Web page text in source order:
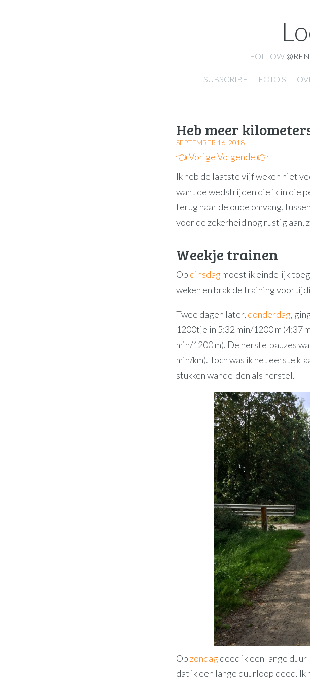
FOLLOW
SUBSCRIBE FOTO'S
Heb meer
SEPTEMBER 16, 2018
👈 VorigeVolgende 👉
Ik heb de laatste vijf weken niet
want de wedstrijden die ik in die
terug naar de oude omvang,
voor de zekerheid nog rustig aan,
Weekje trainen
Op dinsdag moest ik eindelijk
weken en brak de training
Twee dagen later, donderdag,
1200tje in 5:32 min/1200 m (4:37
min/1200 m). De herstelpauzes
min/km). Toch was ik het eerste
stukken wandelden als herstel.
Op zondag deed ik een lange
dat ik een lange duurloop deed.